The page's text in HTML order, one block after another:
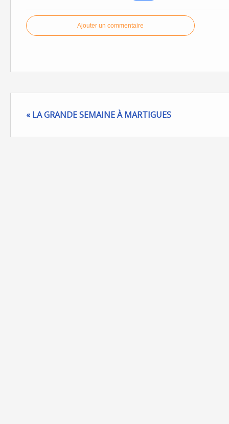
Ajouter un commentaire
« LA GRANDE SEMAINE À MARTIGUES